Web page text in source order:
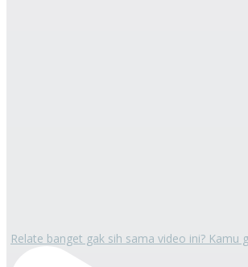
Relate banget gak sih sama video ini? Kamu